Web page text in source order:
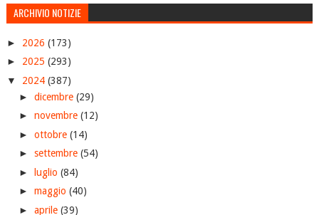
ARCHIVIO NOTIZIE
► 2026 (173)
► 2025 (293)
▼ 2024 (387)
► dicembre (29)
► novembre (12)
► ottobre (14)
► settembre (54)
► luglio (84)
► maggio (40)
► aprile (39)